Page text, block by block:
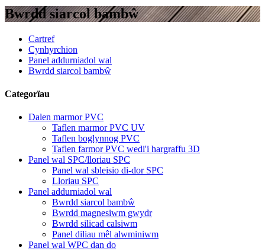
Bwrdd siarcol bambŵ
Cartref
Cynhyrchion
Panel addurniadol wal
Bwrdd siarcol bambŵ
Categorïau
Dalen marmor PVC
Taflen marmor PVC UV
Taflen boglynnog PVC
Taflen farmor PVC wedi'i hargraffu 3D
Panel wal SPC/lloriau SPC
Panel wal sbleisio di-dor SPC
Lloriau SPC
Panel addurniadol wal
Bwrdd siarcol bambŵ
Bwrdd magnesiwm gwydr
Bwrdd silicad calsiwm
Panel diliau mêl alwminiwm
Panel wal WPC dan do